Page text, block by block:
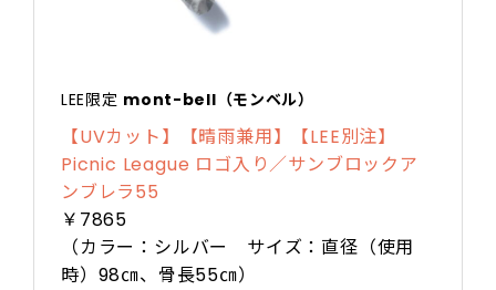
LEE限定 mont-bell（モンベル）
【UVカット】【晴雨兼用】【LEE別注】
Picnic League ロゴ入り／サンブロックア
ンブレラ55
￥7865
（カラー：シルバー サイズ：直径（使用
時）98㎝、骨長55㎝）